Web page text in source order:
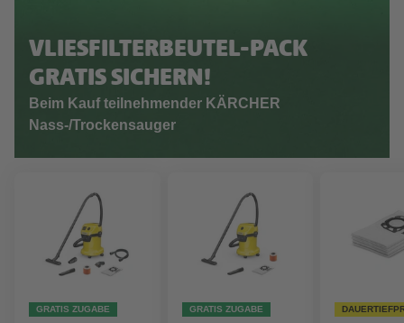
VLIESFILTERBEUTEL-PACK
GRATIS SICHERN!
Beim Kauf teilnehmender KÄRCHER
Nass-/Trockensauger
GRATIS ZUGABE GRATIS ZUGABE